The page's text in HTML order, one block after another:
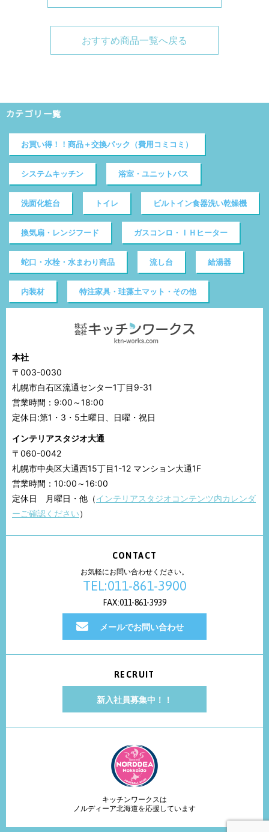
おすすめ商品一覧へ戻る
カテゴリ一覧
お買い得！！商品＋交換パック（費用コミコミ）
システムキッチン 浴室・ユニットバス
洗面化粧台 トイレ ビルトイン食器洗い乾燥機
換気扇・レンジフード ガスコンロ・ＩＨヒーター
蛇口・水栓・水まわり商品 流し台 給湯器
内装材 特注家具・珪藻土マット・その他
本社
〒003-0030
札幌市白石区流通センター1丁目9-31
営業時間：9:00～18:00
定休日:第1・3・5土曜日、日曜・祝日
インテリアスタジオ大通
〒060-0042
札幌市中央区大通西15丁目1-12 マンション大通1F
営業時間：10:00～16:00
定休日 月曜日・他（インテリアスタジオコンテンツ内カレンダ
ーご確認ください）
CONTACT
お気軽にお問い合わせください。
TEL:011-861-3900
FAX:011-861-3939
メールでお問い合わせ
RECRUIT
新入社員募集中！！
キッチンワークスは
ノルディーア北海道を応援しています